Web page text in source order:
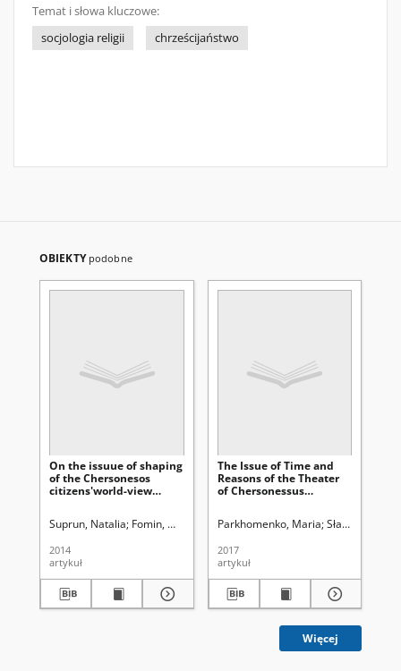
Temat i słowa kluczowe:
socjologia religii
chrześcijaństwo
OBIEKTY podobne
On the issuue of shaping
of the Chersonesos
citizens'world-view
antique to Byzantine city
Chersonesos necropolis)
Suprun, Natalia Fomin, Mikhail Uniwersytet Marii Curie-
2014
artykuł
The Issue of Time and
Reasons of the Theater
of Chersonessus
Parkhomenko, Maria Słapek
2017
artykuł
Więcej